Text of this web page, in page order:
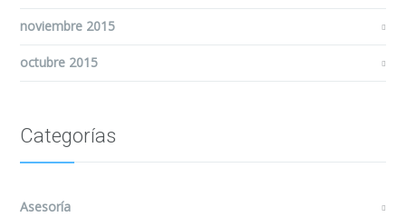
noviembre 2015
octubre 2015
Categorías
Asesoría